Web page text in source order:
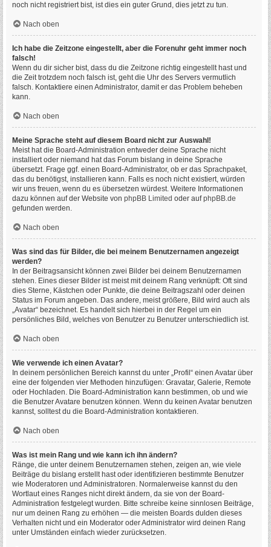
noch nicht registriert bist, ist dies ein guter Grund, dies jetzt zu tun.
Nach oben
Ich habe die Zeitzone eingestellt, aber die Forenuhr geht immer noch
falsch!
Wenn du dir sicher bist, dass du die Zeitzone richtig eingestellt hast und
die Zeit trotzdem noch falsch ist, geht die Uhr des Servers vermutlich
falsch. Kontaktiere einen Administrator, damit er das Problem beheben
kann.
Nach oben
Meine Sprache steht auf diesem Board nicht zur Auswahl!
Meist hat die Board-Administration entweder deine Sprache nicht
installiert oder niemand hat das Forum bislang in deine Sprache
übersetzt. Frage ggf. einen Board-Administrator, ob er das Sprachpaket,
das du benötigst, installieren kann. Falls es noch nicht existiert, würden
wir uns freuen, wenn du es übersetzen würdest. Weitere Informationen
dazu können auf der Website von phpBB Limited oder aufphpBB.de
gefunden werden.
Nach oben
Was sind das für Bilder, die bei meinem Benutzernamen angezeigt
werden?
In der Beitragsansicht können zwei Bilder bei deinem Benutzernamen
stehen. Eines dieser Bilder ist meist mit deinem Rang verknüpft: Oft sind
dies Sterne, Kästchen oder Punkte, die deine Beitragszahl oder deinen
Status im Forum angeben. Das andere, meist größere, Bild wird auch als
„Avatar“ bezeichnet. Es handelt sich hierbei in der Regel um ein
persönliches Bild, welches von Benutzer zu Benutzer unterschiedlich ist.
Nach oben
Wie verwende ich einen Avatar?
In deinem persönlichen Bereich kannst du unter „Profil“ einen Avatar über
eine der folgenden vier Methoden hinzufügen: Gravatar, Galerie, Remote
oder Hochladen. Die Board-Administration kann bestimmen, ob und wie
die Benutzer Avatare benutzen können. Wenn du keinen Avatar benutzen
kannst, solltest du die Board-Administration kontaktieren.
Nach oben
Was ist mein Rang und wie kann ich ihn ändern?
Ränge, die unter deinem Benutzernamen stehen, zeigen an, wie viele
Beiträge du bislang erstellt hast oder identifizieren bestimmte Benutzer
wie Moderatoren und Administratoren. Normalerweise kannst du den
Wortlaut eines Ranges nicht direkt ändern, da sie von der Board-
Administration festgelegt wurden. Bitte schreibe keine sinnlosen Beiträge,
nur um deinen Rang zu erhöhen — die meisten Boards dulden dieses
Verhalten nicht und ein Moderator oder Administrator wird deinen Rang
unter Umständen einfach wieder zurücksetzen.